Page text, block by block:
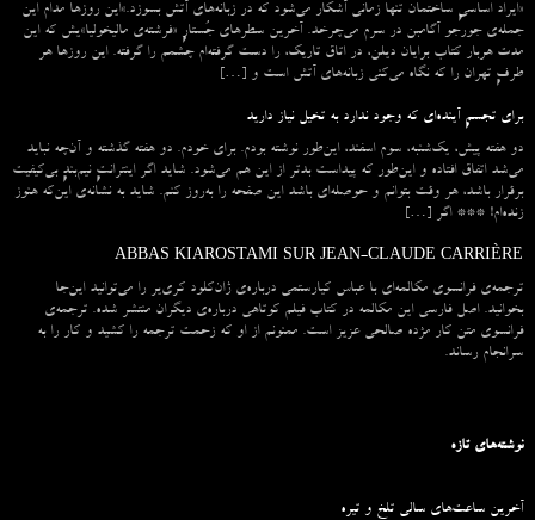
«ایراد اساسیِ ساختمان تنها زمانی آشکار می‌شود که در زبانه‌‌های آتش بسوزد.»این روزها مدام این
جمله‌ی جورجو آگامبن در سرم می‌چرخد. آخرین سطرهای جُستارِ «فرشته‌ی مالیخولیا»یش که این
مدت هربار کتاب برایان دیلن، در اتاق تاریک، را دست گرفته‌ام چشمم را گرفته. این روزها هر
طرفِ تهران را که نگاه می‌کنی زبانه‌های آتش است و […]
برای تجسمِ آینده‌ای که وجود ندارد به تخیل نیاز دارید
دو هفته پیش، یک‌شنبه، سوم اسفند، این‌طور نوشته بودم. برای خودم. دو هفته گذشته و آن‌چه نباید
می‌شد اتفاق افتاده و این‌طور که پیداست بدتر از این هم می‌شود. شاید اگر اینترانتِ نیم‌بندِ بی‌کیفیت
برقرار باشد، هر وقت بتوانم و حوصله‌ای باشد این صفحه را به‌روز کنم. شاید به نشانه‌ی این‌که هنوز
زنده‌ام! *** اگر […]
ABBAS KIAROSTAMI SUR JEAN-CLAUDE CARRIÈRE
ترجمه‌ی فرانسوی مکالمه‌ای با عباس کیارستمی درباره‌ی ژان‌کلود کری‌یر را می‌توانید این‌جا
بخوانید. اصل فارسی این مکالمه در کتاب فیلم کوتاهی درباره‌ی دیگران منتشر شده. ترجمه‌ی
فرانسوی متن کار مژده صالحی عزیز است. ممنونم از او که زحمت ترجمه را کشید و کار را به
سرانجام رساند.
نوشته‌های تازه
آخرین ساعت‌های سالی تلخ و تیره